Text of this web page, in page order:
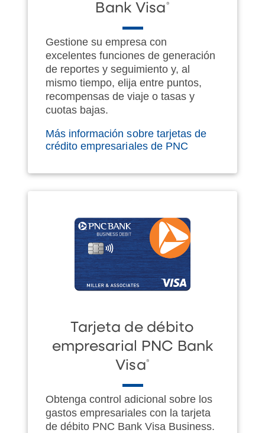
Bank Visa®
Gestione su empresa con
excelentes funciones de generación
de reportes y seguimiento y, al
mismo tiempo, elija entre puntos,
recompensas de viaje o tasas y
cuotas bajas.
Más información sobre tarjetas de
crédito empresariales de PNC
Tarjeta de débito
empresarial PNC Bank
Visa®
Obtenga control adicional sobre los
gastos empresariales con la tarjeta
de débito PNC Bank Visa Business.